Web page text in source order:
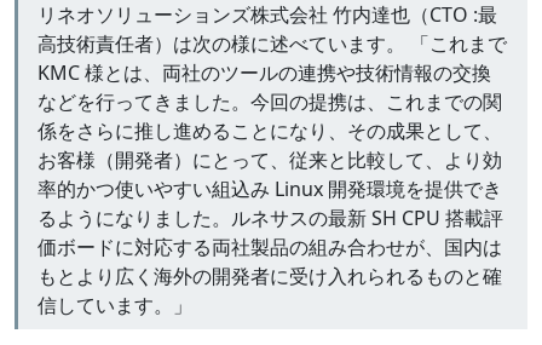
リネオソリューションズ株式会社 竹内達也（CTO :最
高技術責任者）は次の様に述べています。 「これまで
KMC 様とは、両社のツールの連携や技術情報の交換
などを行ってきました。今回の提携は、これまでの関
係をさらに推し進めることになり、その成果として、
お客様（開発者）にとって、従来と比較して、より効
率的かつ使いやすい組込み Linux 開発環境を提供でき
るようになりました。ルネサスの最新 SH CPU 搭載評
価ボードに対応する両社製品の組み合わせが、国内は
もとより広く海外の開発者に受け入れられるものと確
信しています。」